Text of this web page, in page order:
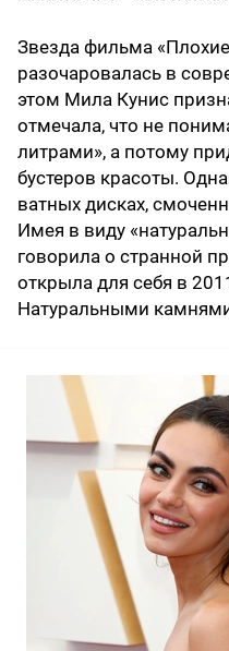
Звезда фильма
разочаровалась в
этом Мила Кунис
отмечала, что не
литрами», а потому
бустеров красоты.
ватных дисках,
Имея в виду
говорила о странной
открыла для себя в
Натуральными